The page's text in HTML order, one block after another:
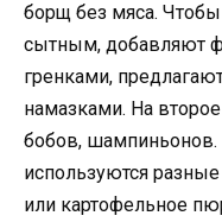
борщ без мяса.
сытным, добавляют
гренками,
намазками. На
бобов, шампиньонов.
используются
или картофельное